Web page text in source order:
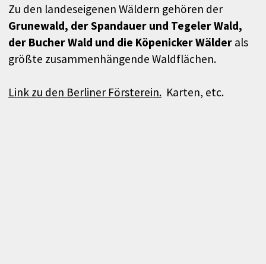
Zu den landeseigenen Wäldern gehören der
Grunewald, der Spandauer und Tegeler Wald,
der Bucher Wald und die Köpenicker Wälder als
größte zusammenhängende Waldflächen.
Link zu den Berliner Försterein. Karten, etc.